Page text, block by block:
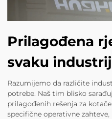
Prilagođena
svaku
Razumijemo da različite
potrebe. Naš tim blisko
prilagođenih rešenja za
specifične operativne